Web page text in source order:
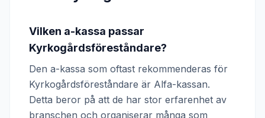
Vilken a-kassa passar
Kyrkogårdsföreståndare?
Den a-kassa som oftast rekommenderas för
Kyrkogårdsföreståndare är Alfa-kassan.
Detta beror på att de har stor erfarenhet av
branschen och organiserar många som